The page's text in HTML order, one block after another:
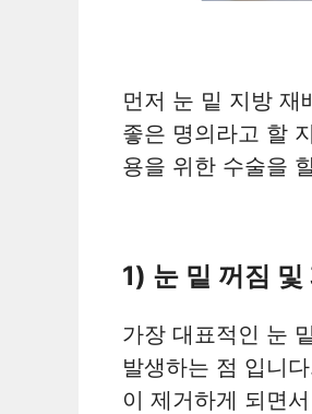
먼저 눈 밑 지방 재
좋은 명의라고 할
용을 위한 수술을
1) 눈 밑 꺼짐 및
가장 대표적인 눈
발생하는 점 입니
이 제거하게 되면